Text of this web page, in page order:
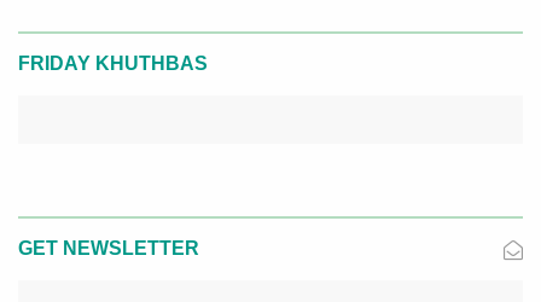
FRIDAY KHUTHBAS
GET NEWSLETTER